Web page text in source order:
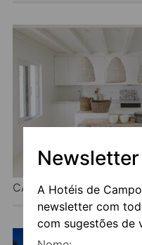
Newsletter
A Hotéis de
newsletter com
com sugestões de
CASA ALEGRIA